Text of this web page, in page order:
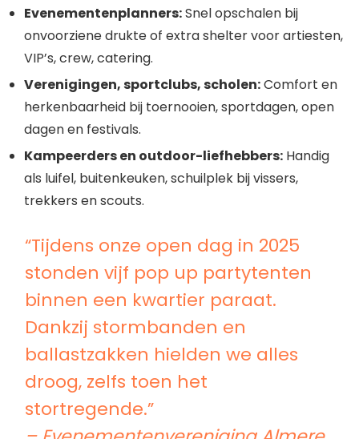
Evenementenplanners:Snel opschalen bij
onvoorziene drukte of extra shelter voor artiesten,
VIP’s, crew, catering.
Verenigingen, sportclubs, scholen:Comfort en
herkenbaarheid bij toernooien, sportdagen, open
dagen en festivals.
Kampeerders en outdoor-liefhebbers: Handig
als luifel, buitenkeuken, schuilplek bij vissers,
trekkers en scouts.
“Tijdens onze open dag in 2025
stonden vijf pop up partytenten
binnen een kwartier paraat.
Dankzij stormbanden en
ballastzakken hielden we alles
droog, zelfs toen het
stortregende.”